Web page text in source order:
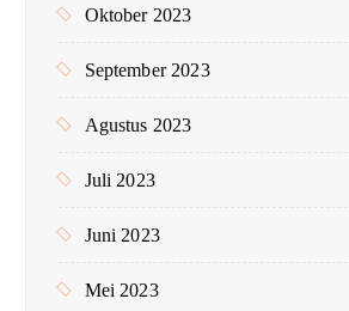
Oktober 2023
September 2023
Agustus 2023
Juli 2023
Juni 2023
Mei 2023